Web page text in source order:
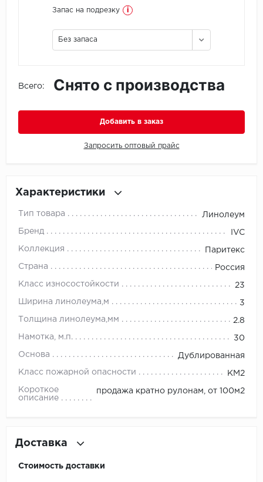
LG Decotile
Lucky Floor
Moduleo
Next Step
Запас на подрезку i
Без запаса
Всего: Снято с производства
Добавить в заказ
Запросить оптовый прайс
Характеристики
Тип товара Линолеум
Бренд IVC
Коллекция Паритекс
Страна Россия
Класс износостойкости 23
Ширина линолеума,м 3
Толщина линолеума,мм 2.8
Намотка, м.п. 30
Основа Дублированная
Класс пожарной опасности КМ2
Короткое
описание
продажа кратно рулонам, от 100м2
Доставка
Стоимость доставки